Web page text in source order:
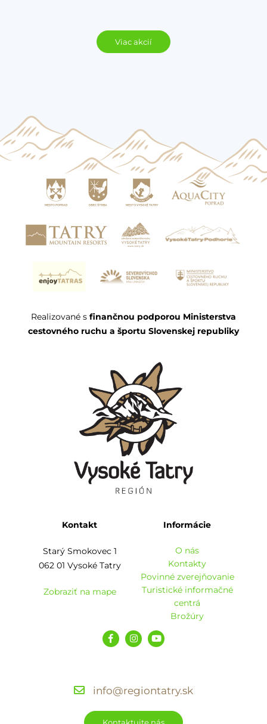
Viac akcií
Realizované s finančnou podporou Ministerstva
cestovného ruchu a športu Slovenskej republiky
Kontakt
Starý Smokovec 1
062 01 Vysoké Tatry
Zobraziť na mape
Informácie
O nás
Kontakty
Povinné zverejňovanie
Turistické informačné
centrá
Brožúry
info@regiontatry.sk